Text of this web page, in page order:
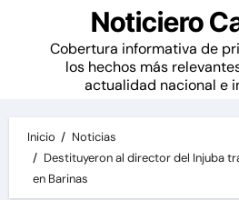
Noticiero
Cobertura informativa de
los hechos más
actualidad nacional e
Inicio
Noticias
Destituyeron al director del Injuba
en Barinas